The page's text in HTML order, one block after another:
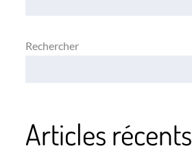
Rechercher
Articles récents